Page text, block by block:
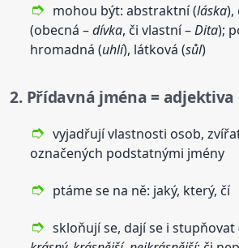
mohou být: abstraktní (láska),
(obecná –dívka, či vlastní –Dita);
hromadná (uhlí), látková (sůl)
2. Přídavná jména = adjektiva
vyjadřují vlastnosti osob,
označených podstatnými jmény
ptáme se na ně: jaký, který, čí
skloňují se, dají se i stupňovat